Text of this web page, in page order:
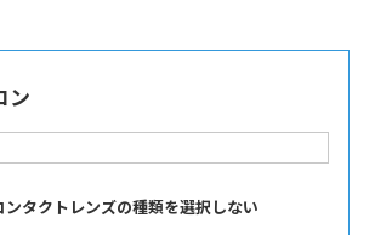
ン
ンタクトレンズの種類を選択しない